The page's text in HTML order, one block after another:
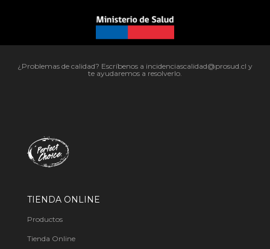
¿Problemas de calidad? Escríbenos a incidenciascalidad@prosud.cl y
te ayudaremos a resolverlo.
TIENDA ONLINE
Productos
Tienda Online